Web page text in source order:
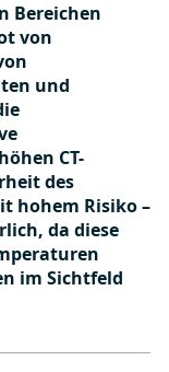
Bereichen
von
und
CT-
des
hohem Risiko –
da diese
im Sichtfeld